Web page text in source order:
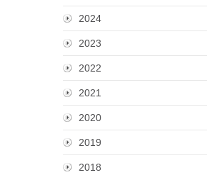
2024
2023
2022
2021
2020
2019
2018